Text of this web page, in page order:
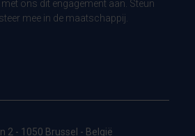
ons dit engagement aan. Steun
mee in de maatschappij.
2 - 1050 Brussel - België